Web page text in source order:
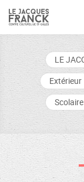
LE
Extérieur
Scolaire